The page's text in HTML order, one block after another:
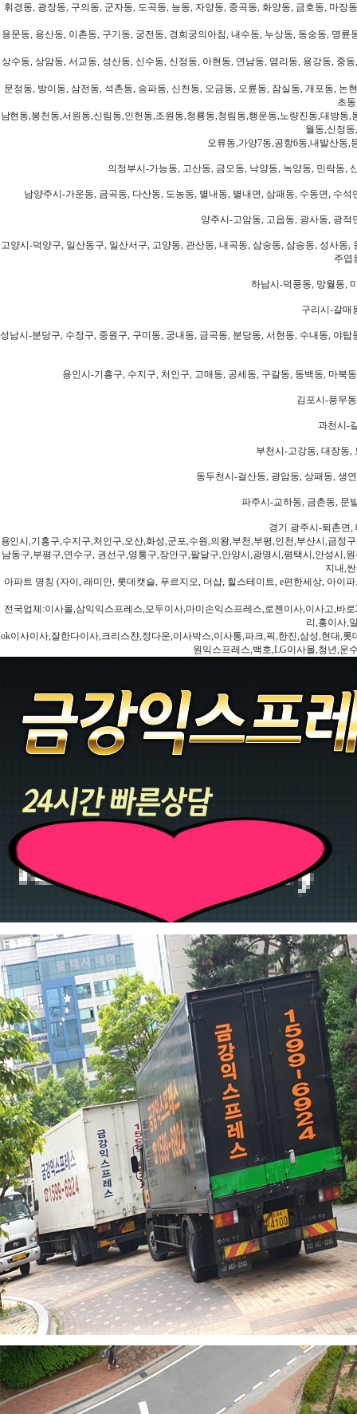
휘경동, 광장동, 구의동, 군자동, 도곡동, 능동, 자양동, 중곡동, 화양동, 금호동, 마
용문동, 용산동, 이촌동, 구기동, 궁전동, 경희궁의아침, 내수동, 누상동, 동숭동, 명
상수동, 상암동, 서교동, 성산동, 신수동, 신정동, 아현동, 연남동, 염리동, 용강동, 중
문정동, 방이동, 삼전동, 석촌동, 송파동, 신천동, 오금동, 오륜동, 잠실동, 개포동,
초
남현동,봉천동,서원동,신림동,인헌동,조원동,청룡동,청림동,행운동,노량진동,대방
월동,신정
오류동,가양7동,공항6동,내발산동,
의정부시-가능동, 고산동, 금오동, 낙양동, 녹양동, 민락동,
남양주시-가운동, 금곡동, 다산동, 도농동, 별내동, 별내면, 삼패동, 수동면, 수
양주시-고암동, 고읍동, 광사동, 광
고양시-덕양구, 일산동구, 일산서구, 고양동, 관산동, 내곡동, 삼숭동, 삼송동, 성사
주엽
하남시-덕풍동, 망월동,
구리시-갈매
성남시-분당구, 수정구, 중원구, 구미동, 궁내동, 금곡동, 분당동, 서현동, 수내동, 야
용인시-기흥구, 수지구, 처인구, 고매동, 공세동, 구갈동, 동백동, 마북
김포시-풍무
과천시-
부천시-고강동, 대장동,
동두천시-걸산동, 광암동, 상패동, 생
파주시-교하동, 금촌동, 문
경기 광주시-퇴촌면,
용인시,기흥구,수지구,처인구,오산,화성,군포,수원,의왕,부천,부평,인천,부산시,금
남동구,부평구,연수구, 권선구,영통구,장안구,팔달구,안양시,광명시,평택시,안성시,
지내,
아파트 명칭 (자이, 래미안, 롯데캣슬, 푸르지오, 더샵, 힐스테이트, e편한세상, 아이
전국업체:이사몰,삼익익스프레스,모두이사,마미손익스프레스,로젠이사,이사고,바
리,홍이사,
ok이사이사,잘한다이사,크리스챤,정다운,이사박스,이사통,파크,픽,한진,삼성,현대,
원익스프레스,백호,LG이사몰,청년,운